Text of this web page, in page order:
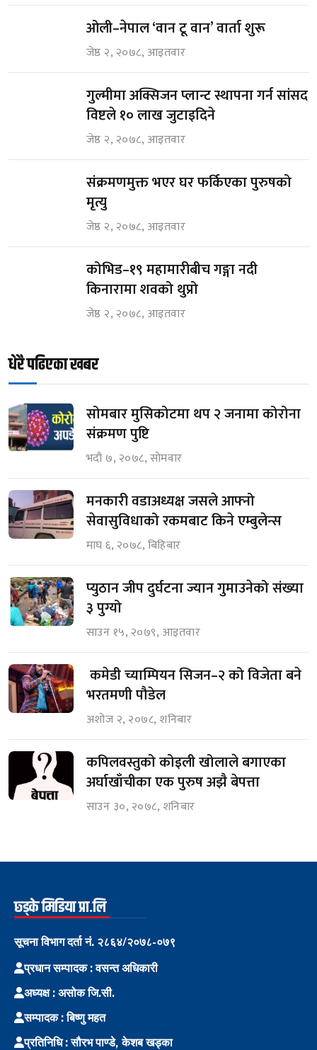
ओली–नेपाल ‘वान टू वान’ वार्ता शुरू
जेष्ठ २, २०७८, आइतवार
गुल्मीमा अक्सिजन प्लान्ट स्थापना गर्न सांसद
विष्टले १० लाख जुटाइदिने
जेष्ठ २, २०७८, आइतवार
संक्रमणमुक्त भएर घर फर्किएका पुरुषको
मृत्यु
जेष्ठ २, २०७८, आइतवार
कोभिड–१९ महामारीबीच गङ्गा नदी
किनारामा शवको थुप्रो
जेष्ठ २, २०७८, आइतवार
धेरै पढिएका खबर
सोमबार मुसिकोटमा थप २ जनामा कोरोना
संक्रमण पुष्टि
भदौ ७, २०७८, सोमवार
मनकारी वडाअध्यक्ष जसले आफ्नो
सेवासुविधाको रकमबाट किने एम्बुलेन्स
माघ ६, २०७८, बिहिबार
प्युठान जीप दुर्घटना ज्यान गुमाउनेको संख्या
३ पुग्यो
साउन १५, २०७९, आइतवार
कमेडी च्याम्पियन सिजन–२ को विजेता बने
भरतमणी पौडेल
अशोज २, २०७८, शनिबार
कपिलवस्तुको कोइली खोलाले बगाएका
अर्घाखाँचीका एक पुरुष अझै बेपत्ता
साउन ३०, २०७८, शनिबार
छ्ड्के मिडिया प्रा.लि
सूचना विभाग दर्ता नं. २८६४/२०७८-०७९
प्रधान सम्पादक : वसन्त अधिकारी
अध्यक्ष : असोक जि.सी.
सम्पादक : बिष्णु महत
प्रतिनिधि : सौरभ पाण्डे, केशब खड्का